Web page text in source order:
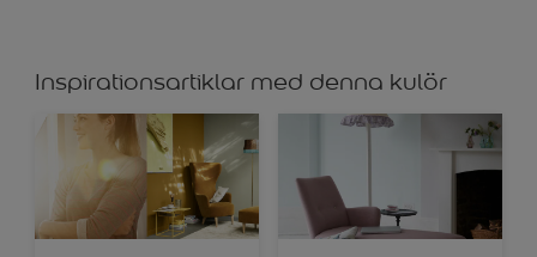
Inspirationsartiklar med denna kulör